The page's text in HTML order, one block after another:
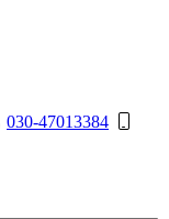
030-47013384